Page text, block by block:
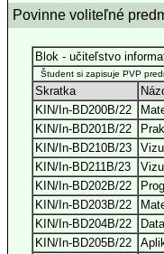
Povinne voliteľné
Blok - učiteľstvo
Študent si zapisuje PVP
Skratka
KIN/In-BD200B/22
KIN/In-BD201B/22
KIN/In-BD210B/23
KIN/In-BD211B/23
KIN/In-BD202B/22
KIN/In-BD203B/22
KIN/In-BD204B/22
KIN/In-BD205B/22